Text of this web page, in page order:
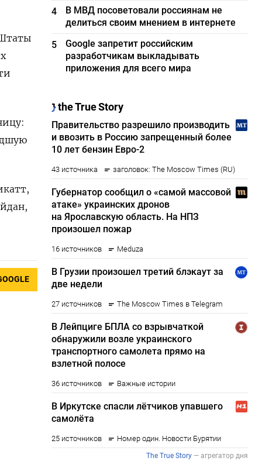
4
В МВД посоветовали россиянам не
делиться своим мнением в интернете
5
Google запретит российским
разработчикам выкладывать
приложения для всего мира